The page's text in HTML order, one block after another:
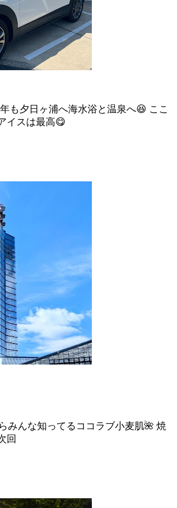
も夕日ヶ浦へ海水浴と温泉へ😆 ここ
イスは最高😋
みんな知ってるココラブ小麦肌🌺 焼
回